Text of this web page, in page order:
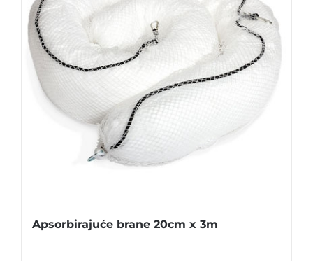
Apsorbirajuće brane 20cm x 3m